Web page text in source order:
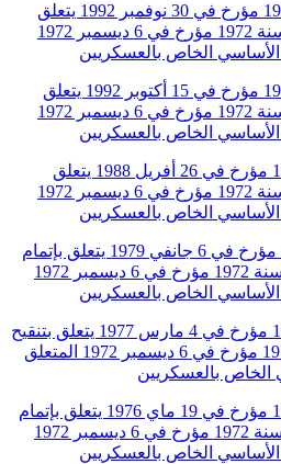
أمر عدد 2107 لسنة 1992 مؤرخ في 30 نوفمبر 1992 يتعلق
بتنقيح الأمر عدد 380 لسنة 1972 مؤرخ في 6 ديسمبر 1972
الأساسي الخاص بالعسكريين
أمر عدد 1834 لسنة 1992 مؤرخ في 15 أكتوبر 1992 يتعلق
بتنقيح الأمر عدد 380 لسنة 1972 مؤرخ في 6 ديسمبر 1972
الأساسي الخاص بالعسكريين
أمر عدد 903 لسنة 1988 مؤرخ في 26 أفريل 1988 يتعلق
بتنقيح الأمر عدد 380 لسنة 1972 مؤرخ في 6 ديسمبر 1972
الأساسي الخاص بالعسكريين
أمر عدد 84 لسنة 1979 مؤرخ في 6 جانفي 1979 يتعلق بإتمام
وتنقيح الأمر عدد 380 لسنة 1972 مؤرخ في 6 ديسمبر 1972
الأساسي الخاص بالعسكريين
أمر عدد 213 لسنة 1977 مؤرخ في 4 مارس 1977 يتعلق بتنقيح
الأمر عدد 380 لسنة 1972 مؤرخ في 6 ديسمبر 1972 المتعلق
الخاص بالعسكريين
أمر عدد 423 لسنة 1976 مؤرخ في 19 ماي 1976 يتعلق بإتمام
وتنقيح الأمر عدد 380 لسنة 1972 مؤرخ في 6 ديسمبر 1972
الأساسي الخاص بالعسكريين